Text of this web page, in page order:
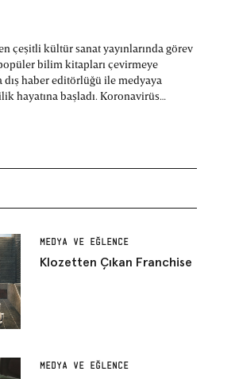
çeşitli kültür sanat yayınlarında görev
bilim kitapları çevirmeye
dış haber editörlüğü ile medyaya
hayatına başladı. Koronavirüs
birlikte sağlık ve bilim
MEDYA VE EĞLENCE
Klozetten Çıkan Franchise
MEDYA VE EĞLENCE